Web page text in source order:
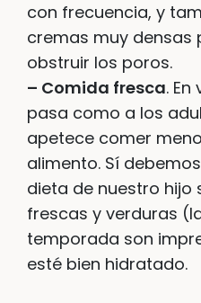
con frecuencia, y
cremas muy densas
obstruir los poros.
– Comida fresca.
pasa como a los
apetece comer
alimento. Sí
dieta de nuestro hijo
frescas y verduras
temporada son
esté bien hidratado.